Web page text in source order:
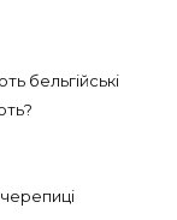
бельгійські